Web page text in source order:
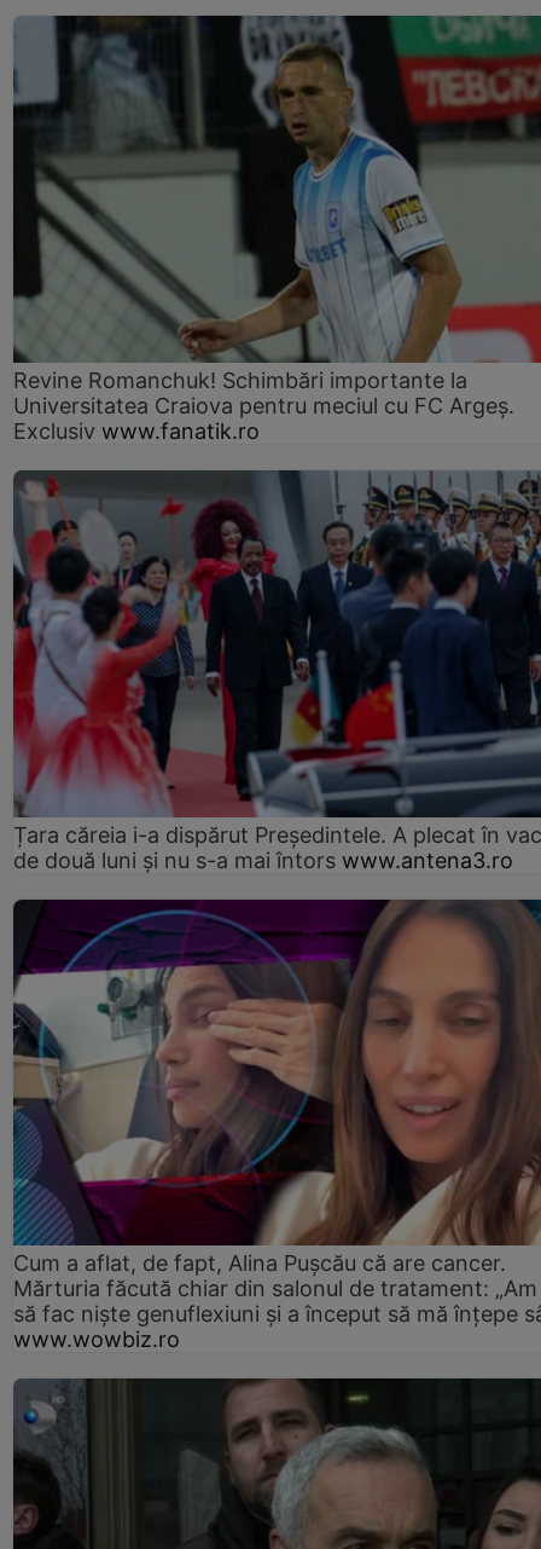
Revine Romanchuk! Schimbări importante la
Universitatea Craiova pentru meciul cu FC Argeş.
Exclusiv www.fanatik.ro
Țara căreia i-a dispărut Președintele. A plecat în
de două luni și nu s-a mai întors www.antena3.ro
Cum a aflat, de fapt, Alina Pușcău că are cancer.
Mărturia făcută chiar din salonul de tratament:
să fac niște genuflexiuni și a început să mă înțepe
www.wowbiz.ro